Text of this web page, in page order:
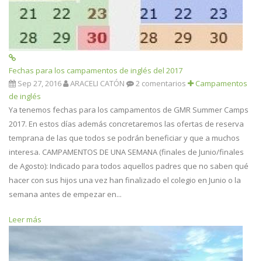
Fechas para los campamentos de inglés del 2017
Sep 27, 2016
ARACELI CATÓN 2 comentarios
Campamentos
de inglés
Ya tenemos fechas para los campamentos de GMR Summer Camps
2017. En estos días además concretaremos las ofertas de reserva
temprana de las que todos se podrán beneficiar y que a muchos
interesa. CAMPAMENTOS DE UNA SEMANA (finales de Junio/finales
de Agosto): Indicado para todos aquellos padres que no saben qué
hacer con sus hijos una vez han finalizado el colegio en Junio o la
semana antes de empezar en...
Leer más